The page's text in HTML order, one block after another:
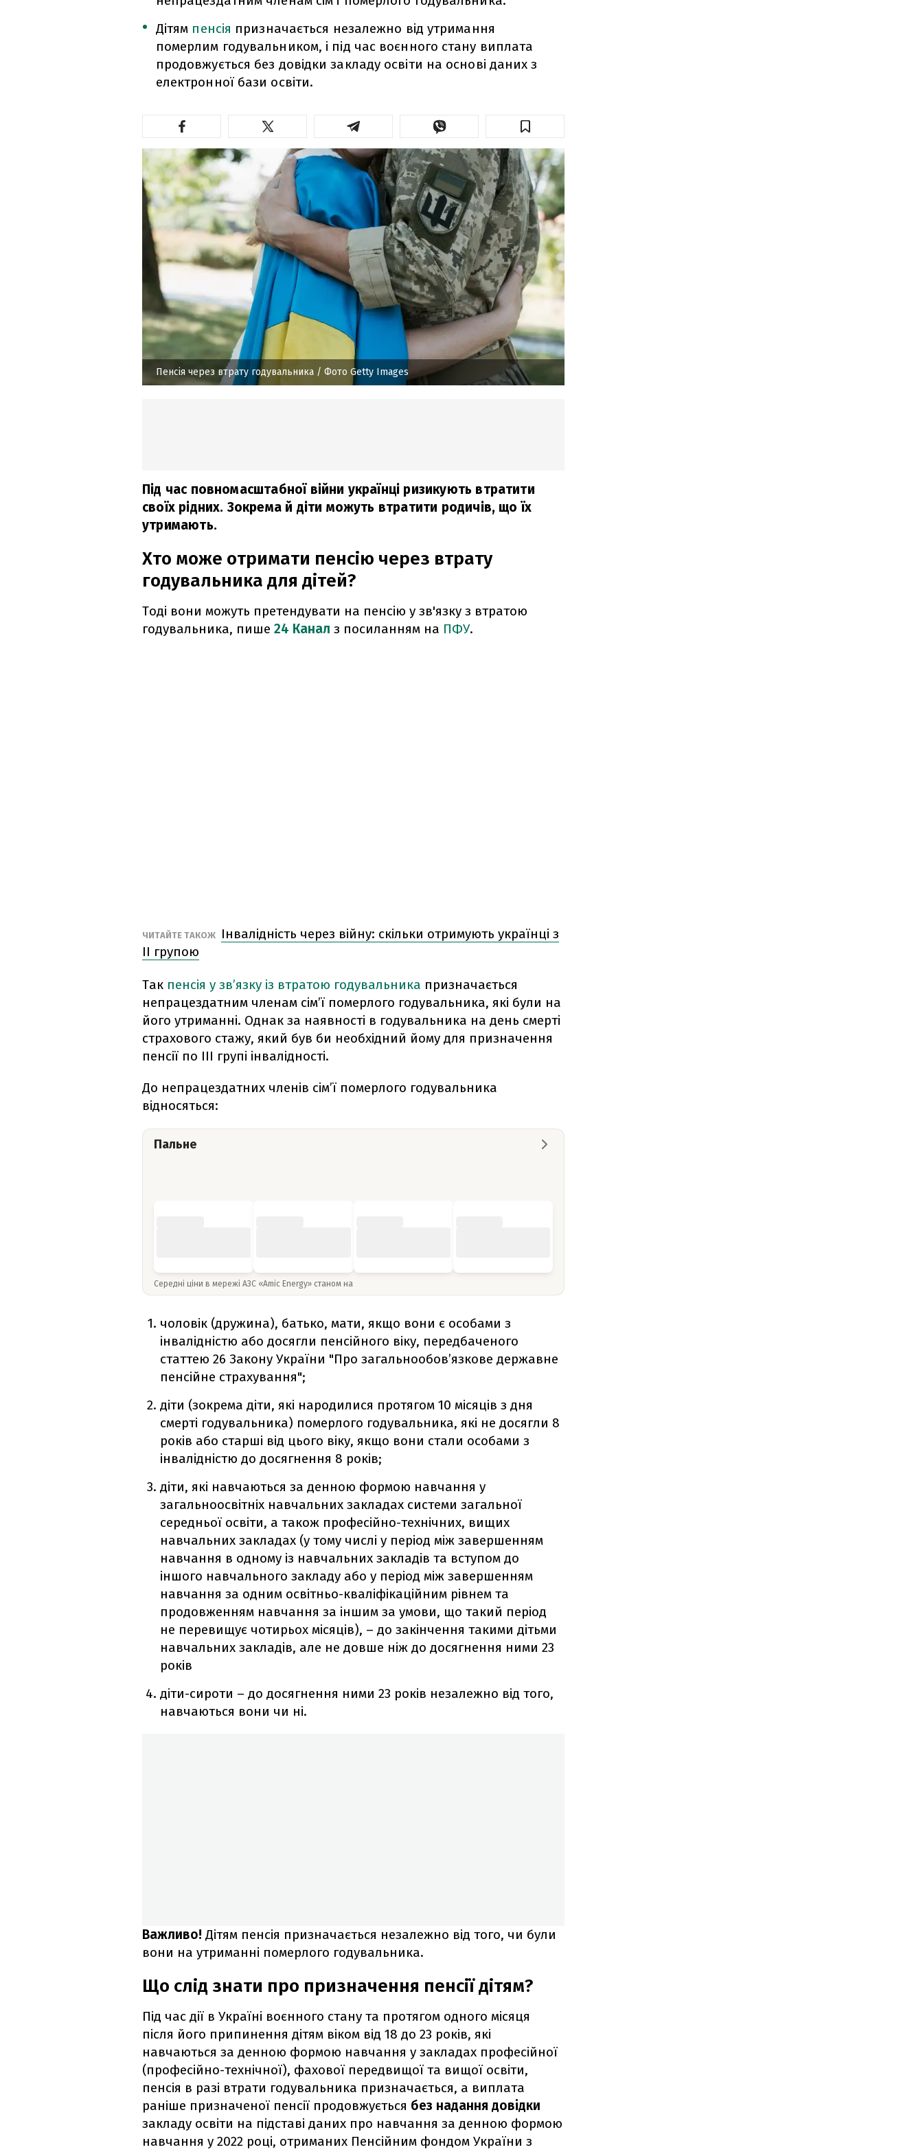
Дітям пенсія призначається незалежно від утримання
померлим годувальником, і під час воєнного стану виплата
продовжується без довідки закладу освіти на основі даних з
електронної бази освіти.
Пенсія через втрату годувальника / Фото Getty Images
Під час повномасштабної війни українці ризикують втратити
своїх рідних. Зокрема й діти можуть втратити родичів, що їх
утримають.
Хто може отримати пенсію через втрату
годувальника для дітей?
Тоді вони можуть претендувати на пенсію у зв'язку з втратою
годувальника, пише 24 Канал з посиланням на ПФУ.
ЧИТАЙТЕ ТАКОЖ
Інвалідність через війну: скільки отримують українці з
ІІ групою
Так пенсія у зв’язку із втратою годувальника призначається
непрацездатним членам сім’ї померлого годувальника, які були на
його утриманні. Однак за наявності в годувальника на день смерті
страхового стажу, який був би необхідний йому для призначення
пенсії по III групі інвалідності.
До непрацездатних членів сім’ї померлого годувальника
відносяться:
Пальне
Середні ціни в мережі АЗС «Amic Energy» станом на
чоловік (дружина), батько, мати, якщо вони є особами з
інвалідністю або досягли пенсійного віку, передбаченого
статтею 26 Закону України "Про загальнообов’язкове державне
пенсійне страхування";
діти (зокрема діти, які народилися протягом 10 місяців з дня
смерті годувальника) померлого годувальника, які не досягли 8
років або старші від цього віку, якщо вони стали особами з
інвалідністю до досягнення 8 років;
діти, які навчаються за денною формою навчання у
загальноосвітніх навчальних закладах системи загальної
середньої освіти, а також професійно-технічних, вищих
навчальних закладах (у тому числі у період між завершенням
навчання в одному із навчальних закладів та вступом до
іншого навчального закладу або у період між завершенням
навчання за одним освітньо-кваліфікаційним рівнем та
продовженням навчання за іншим за умови, що такий період
не перевищує чотирьох місяців), – до закінчення такими дітьми
навчальних закладів, але не довше ніж до досягнення ними 23
років
діти-сироти – до досягнення ними 23 років незалежно від того,
навчаються вони чи ні.
Важливо! Дітям пенсія призначається незалежно від того, чи були
вони на утриманні померлого годувальника.
Що слід знати про призначення пенсії дітям?
Під час дії в Україні воєнного стану та протягом одного місяця
після його припинення дітям віком від 18 до 23 років, які
навчаються за денною формою навчання у закладах професійної
(професійно-технічної), фахової передвищої та вищої освіти,
пенсія в разі втрати годувальника призначається, а виплата
раніше призначеної пенсії продовжується без надання довідки
закладу освіти на підставі даних про навчання за денною формою
навчання у 2022 році, отриманих Пенсійним фондом України з